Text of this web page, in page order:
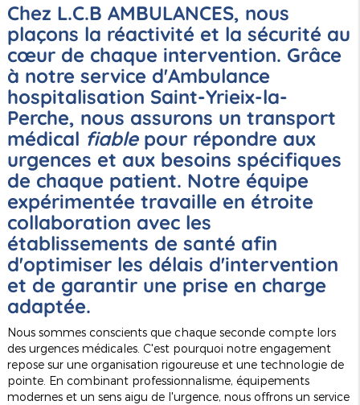
Chez L.C.B AMBULANCES, nous
plaçons la réactivité et la sécurité au
cœur de chaque intervention. Grâce
à notre service d'Ambulance
hospitalisation Saint-Yrieix-la-
Perche, nous assurons un transport
médical fiablepour répondre aux
urgences et aux besoins spécifiques
de chaque patient. Notre équipe
expérimentée travaille en étroite
collaboration avec les
établissements de santé afin
d'optimiser les délais d'intervention
et de garantir une prise en charge
adaptée.
Nous sommes conscients que chaque seconde compte lors
des urgences médicales. C'est pourquoi notre engagement
repose sur une organisation rigoureuse et une technologie de
pointe. En combinant professionnalisme, équipements
modernes et un sens aigu de l'urgence, nous offrons un service